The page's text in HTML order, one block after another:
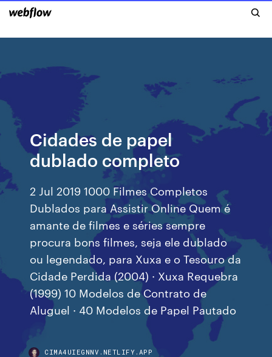
Cidades de papel
dublado completo
2 Jul 2019 1000 Filmes Completos
Dublados para Assistir Online Quem é
amante de filmes e séries sempre
procura bons filmes, seja ele dublado
ou legendado, para Xuxa e o Tesouro da
Cidade Perdida (2004) · Xuxa Requebra
(1999) 10 Modelos de Contrato de
Aluguel · 40 Modelos de Papel Pautado
CIMA4UIEGNNV.NETLIFY.APP